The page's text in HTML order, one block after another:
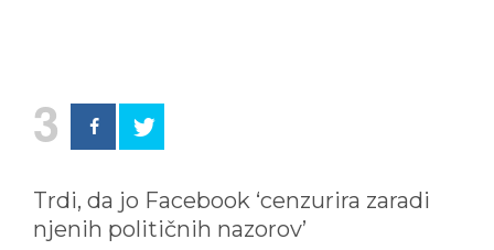
3
Trdi, da jo Facebook ‘cenzurira zaradi
njenih političnih nazorov’